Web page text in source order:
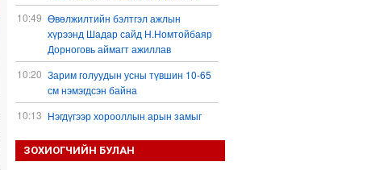
10:49 Өвөлжилтийн бэлтгэл ажлын
хүрээнд Шадар сайд Н.Номтойбаяр
Дорноговь аймагт ажиллав
10:20 Зарим голуудын усны түвшин 10-65
см нэмэгдсэн байна
10:13 Нэгдүгээр хорооллын арын замыг
түр хааж, борооны ус зайлуулах
шугамын хөндлөн сэтэлгээ хийнэ
ЗОХИОГЧИЙН БУЛАН